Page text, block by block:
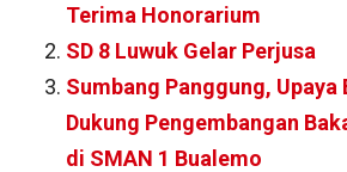
Terima Honorarium
SD 8 Luwuk Gelar Perjusa
Sumbang Panggung,
Dukung Pengembangan
di SMAN 1 Bualemo